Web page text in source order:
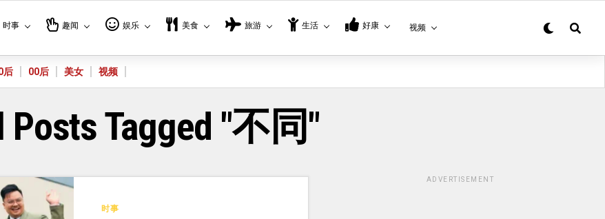
时事 趣闻 娱乐 美食 旅游 生活 好康 视频
后 00后 美女 视频
Posts Tagged "不同"
时事
ADVERTISEMENT